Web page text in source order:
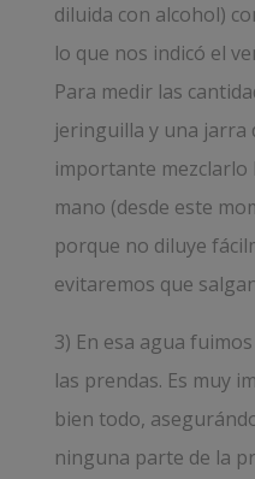
diluida con alcohol)
lo que nos indicó el
Para medir las
jeringuilla y una jarra
importante mezclarlo
mano (desde este
porque no diluye
evitaremos que
3) En esa agua
las prendas. Es muy
bien todo,
ninguna parte de la